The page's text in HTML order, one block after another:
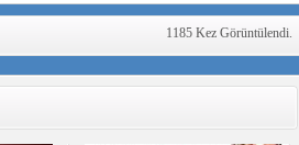
1185 Kez Görüntülendi.